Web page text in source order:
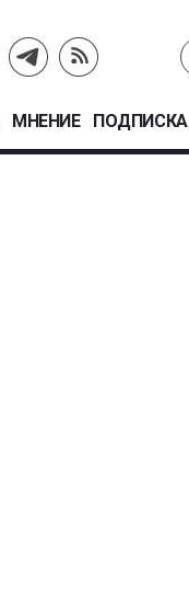
МНЕНИЕ ПОДПИСКА